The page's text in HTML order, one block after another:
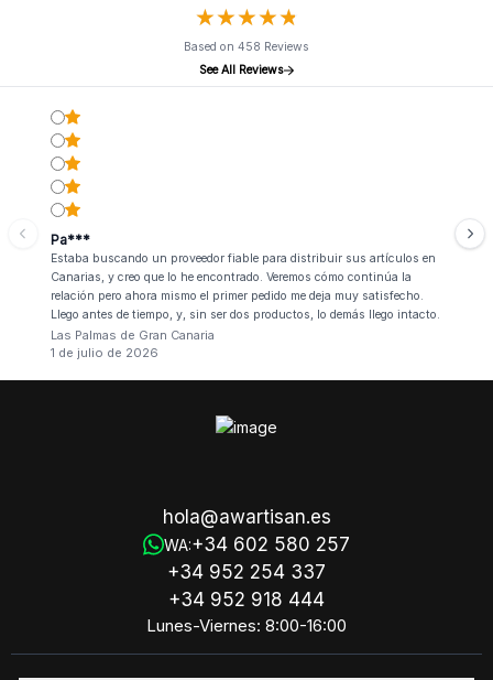
★★★★★
★★★★★
Based on 458 Reviews
See All Reviews
Pa***
Estaba buscando un proveedor fiable para distribuir sus artículos en
Canarias, y creo que lo he encontrado. Veremos cómo continúa la
relación pero ahora mismo el primer pedido me deja muy satisfecho.
Llego antes de tiempo, y, sin ser dos productos, lo demás llego intacto.
Las Palmas de Gran Canaria
1 de julio de 2026
hola@awartisan.es
WA:+34 602 580 257
+34 952 254 337
+34 952 918 444
Lunes-Viernes: 8:00-16:00